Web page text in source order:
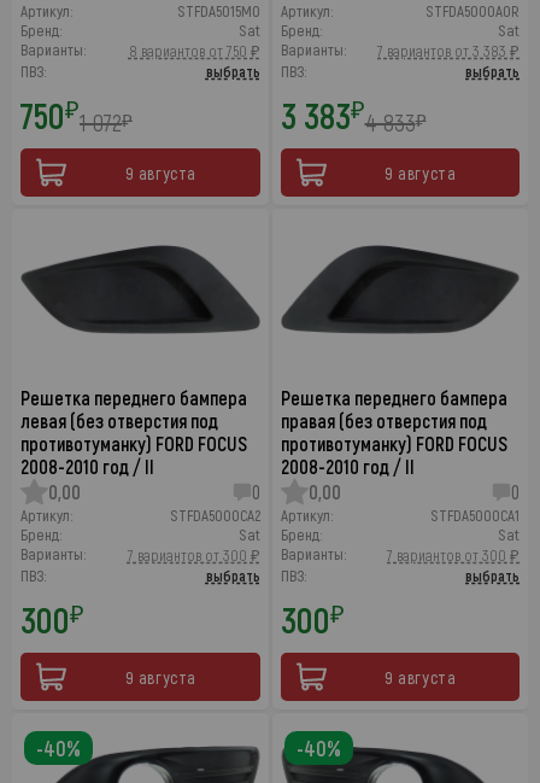
Артикул:
STFDA5015M0
Бренд:
Sat
Варианты:
8 вариантов от 750 ₽
ПВЗ:
выбрать
750₽1 072₽
9 августа
Артикул:
STFDA5000A0R
Бренд:
Sat
Варианты:
7 вариантов от 3 383 ₽
ПВЗ:
выбрать
3 383₽4 833₽
9 августа
Решетка переднего бампера
левая (без отверстия под
противотуманку) FORD FOCUS
2008-2010 год / II
0,00
0
Артикул:
STFDA5000CA2
Бренд:
Sat
Варианты:
7 вариантов от 300 ₽
ПВЗ:
выбрать
300₽
9 августа
Решетка переднего бампера
правая (без отверстия под
противотуманку) FORD FOCUS
2008-2010 год / II
0,00
0
Артикул:
STFDA5000CA1
Бренд:
Sat
Варианты:
7 вариантов от 300 ₽
ПВЗ:
выбрать
300₽
9 августа
-40% -40%